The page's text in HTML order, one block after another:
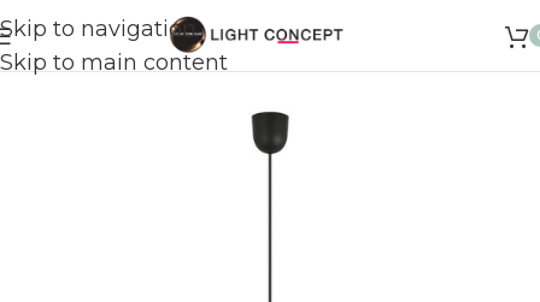
Skip to navigation
Skip to main content